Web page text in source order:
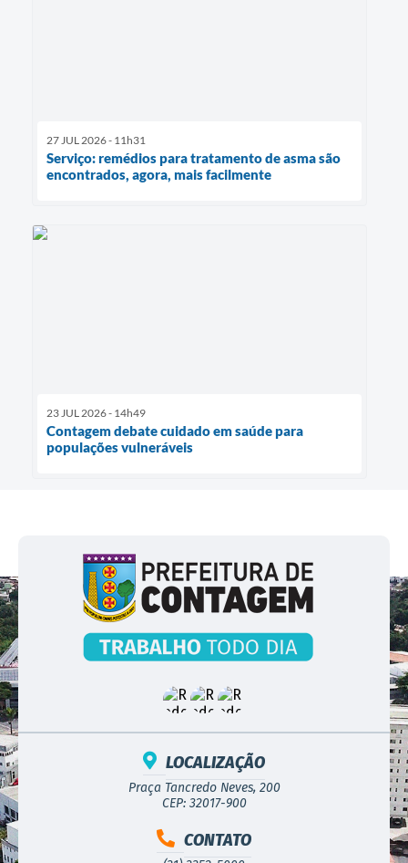
27 JUL 2026 - 11h31
Serviço: remédios para tratamento de asma são
encontrados, agora, mais facilmente
23 JUL 2026 - 14h49
Contagem debate cuidado em saúde para
populações vulneráveis
LOCALIZAÇÃO
Praça Tancredo Neves, 200
CEP: 32017-900
CONTATO